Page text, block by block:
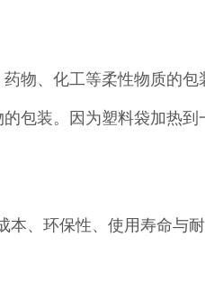
物、化工等柔性物质的
包装。因为塑料袋加热
、环保性、使用寿命与